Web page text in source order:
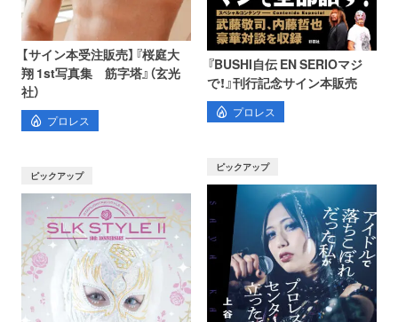
【サイン本受注販売】『桜庭大
翔 1st写真集 筋字塔』（玄光
社）
プロレス
『BUSHI自伝 EN SERIOマジ
で！』刊行記念サイン本販売
プロレス
ピックアップ
ピックアップ